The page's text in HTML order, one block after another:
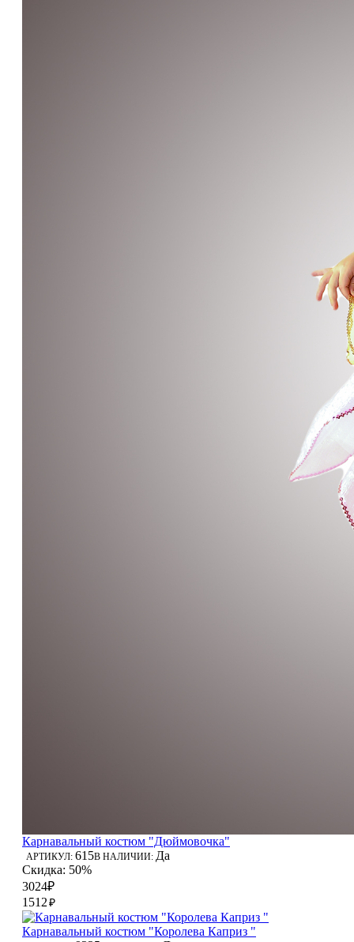
Карнавальный костюм "Дюймовочка"
АРТИКУЛ: 615В НАЛИЧИИ: Да
Скидка: 50%
3024₽
1512 ₽
Карнавальный костюм "Королева Каприз "